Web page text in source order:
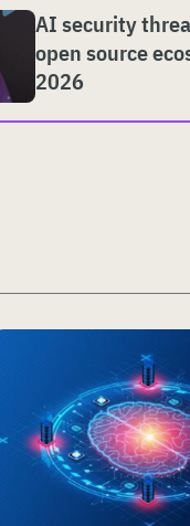
AI security
open source
2026